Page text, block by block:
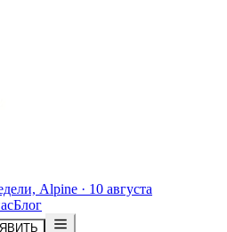
Alpine · 10 августа
Блог